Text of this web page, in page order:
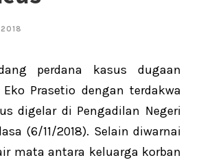
2018
perdana kasus dugaan
Prasetio dengan terdakwa
digelar di Pengadilan Negeri
(6/11/2018). Selain diwarnai
mata antara keluarga korban